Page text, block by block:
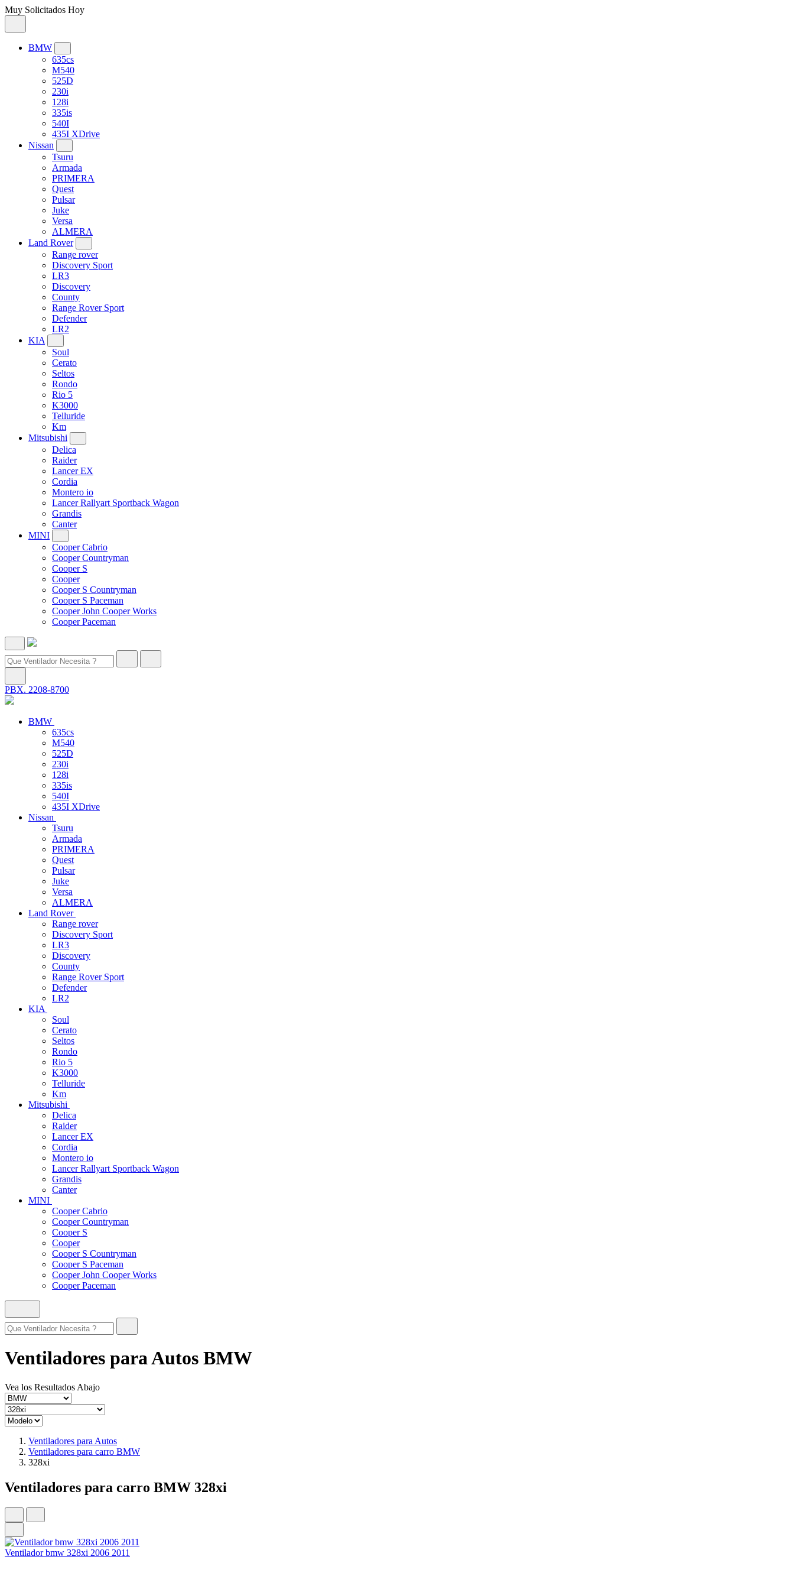
Muy Solicitados Hoy
BMW
635cs
M540
525D
230i
128i
335is
540I
435I XDrive
Nissan
Tsuru
Armada
PRIMERA
Quest
Pulsar
Juke
Versa
ALMERA
Land Rover
Range rover
Discovery Sport
LR3
Discovery
County
Range Rover Sport
Defender
LR2
KIA
Soul
Cerato
Seltos
Rondo
Rio 5
K3000
Telluride
Km
Mitsubishi
Delica
Raider
Lancer EX
Cordia
Montero io
Lancer Rallyart Sportback Wagon
Grandis
Canter
MINI
Cooper Cabrio
Cooper Countryman
Cooper S
Cooper
Cooper S Countryman
Cooper S Paceman
Cooper John Cooper Works
Cooper Paceman
PBX. 2208-8700
BMW
635cs
M540
525D
230i
128i
335is
540I
435I XDrive
Nissan
Tsuru
Armada
PRIMERA
Quest
Pulsar
Juke
Versa
ALMERA
Land Rover
Range rover
Discovery Sport
LR3
Discovery
County
Range Rover Sport
Defender
LR2
KIA
Soul
Cerato
Seltos
Rondo
Rio 5
K3000
Telluride
Km
Mitsubishi
Delica
Raider
Lancer EX
Cordia
Montero io
Lancer Rallyart Sportback Wagon
Grandis
Canter
MINI
Cooper Cabrio
Cooper Countryman
Cooper S
Cooper
Cooper S Countryman
Cooper S Paceman
Cooper John Cooper Works
Cooper Paceman
Ventiladores para Autos BMW
Vea los Resultados Abajo
Ventiladores para Autos
Ventiladores para carro BMW
328xi
Ventiladores para carro BMW 328xi
Ventilador bmw 328xi 2006 2011